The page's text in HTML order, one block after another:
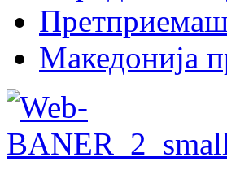
Македонија